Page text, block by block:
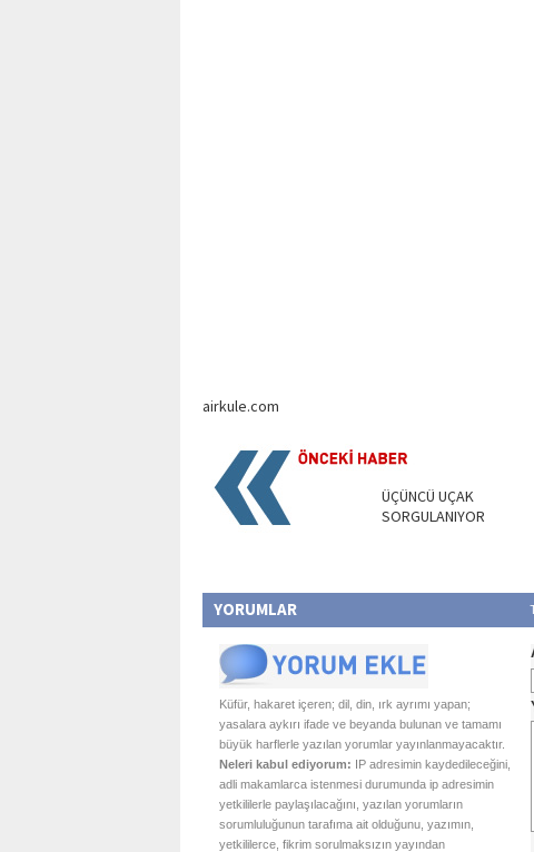
airkule.com
ÜÇÜNCÜ UÇAK
SORGULANIYOR
YORUMLAR
Küfür, hakaret içeren; dil, din, ırk ayrımı yapan;
yasalara aykırı ifade ve beyanda bulunan ve tamamı
büyük harflerle yazılan yorumlar yayınlanmayacaktır.
Neleri kabul ediyorum: IP adresimin kaydedileceğini,
adli makamlarca istenmesi durumunda ip adresimin
yetkililerle paylaşılacağını, yazılan yorumların
sorumluluğunun tarafıma ait olduğunu, yazımın,
yetkililerce, fikrim sorulmaksızın yayından